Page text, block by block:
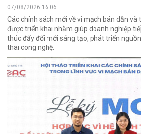
07/08/2026 16:06
Các chính sách mới về vi mạch bán dẫn và
được triển khai nhằm giúp doanh nghiệp
thúc đẩy đổi mới sáng tạo, phát triển
thái công nghệ.